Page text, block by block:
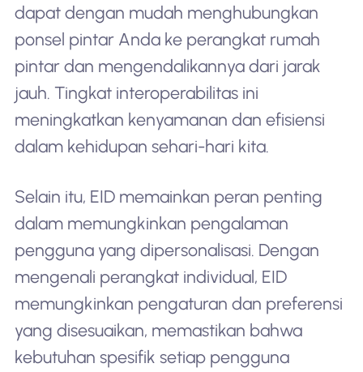
dapat dengan mudah menghubungkan
ponsel pintar Anda ke perangkat rumah
pintar dan mengendalikannya dari jarak
jauh. Tingkat interoperabilitas ini
meningkatkan kenyamanan dan efisiensi
dalam kehidupan sehari-hari kita.
Selain itu, EID memainkan peran penting
dalam memungkinkan pengalaman
pengguna yang dipersonalisasi. Dengan
mengenali perangkat individual, EID
memungkinkan pengaturan dan preferensi
yang disesuaikan, memastikan bahwa
kebutuhan spesifik setiap pengguna